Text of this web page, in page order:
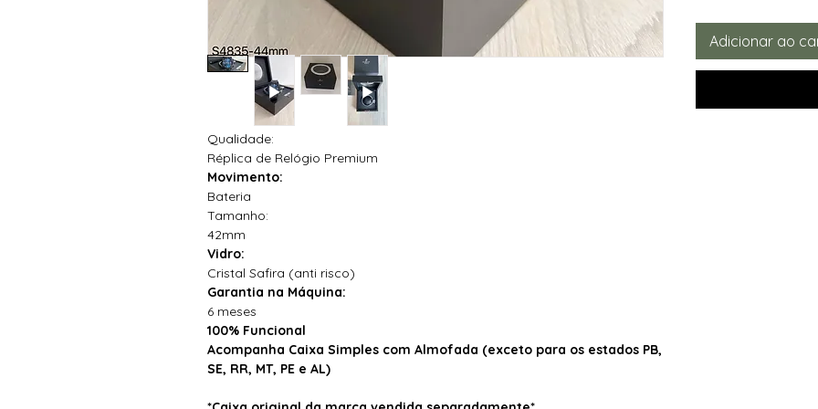
Qualidade:
Réplica de Relógio Premium
Movimento:
Bateria
Tamanho:
42mm
Vidro:
Cristal Safira (anti risco)
Garantia na Máquina:
6 meses
100% Funcional
Acompanha Caixa Simples com Almofada (exceto para os estados PB,
SE, RR, MT, PE e AL)
Adicionar ao